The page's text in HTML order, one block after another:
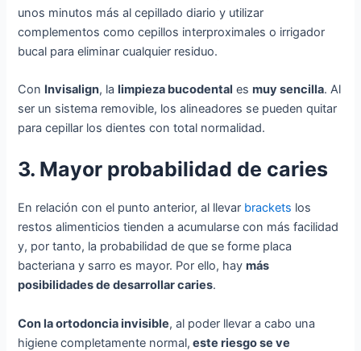
unos minutos más al cepillado diario y utilizar
complementos como cepillos interproximales o irrigador
bucal para eliminar cualquier residuo.
Con Invisalign, lalimpieza bucodental esmuy sencilla. Al
ser un sistema removible, los alineadores se pueden quitar
para cepillar los dientes con total normalidad.
3. Mayor probabilidad de caries
En relación con el punto anterior, al llevar brackets los
restos alimenticios tienden a acumularse con más facilidad
y, por tanto, la probabilidad de que se forme placa
bacteriana y sarro es mayor. Por ello, haymás
posibilidades de desarrollar caries.
Con la ortodoncia invisible, al poder llevar a cabo una
higiene completamente normal, este riesgo se ve